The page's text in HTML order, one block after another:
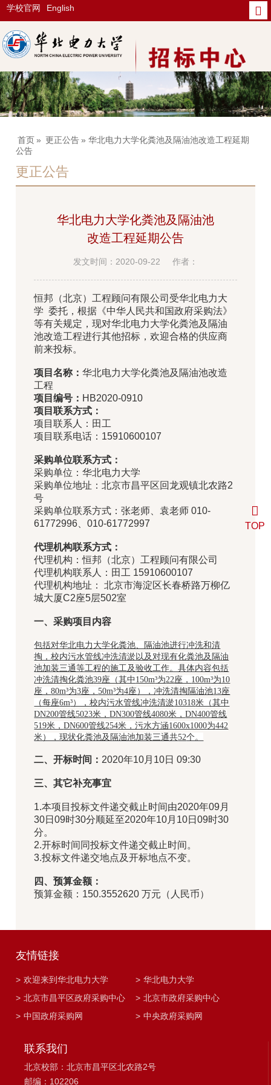
学校官网 English
首页 » 更正公告 » 华北电力大学化粪池及隔油池改造工程延期
公告
更正公告
华北电力大学化粪池及隔油池
改造工程延期公告
发文时间：2020-09-22 作者：
恒邦（北京）工程顾问有限公司受华北电力大
学 委托，根据《中华人民共和国政府采购法》
等有关规定，现对华北电力大学化粪池及隔油
池改造工程进行其他招标，欢迎合格的供应商
前来投标。
项目名称：华北电力大学化粪池及隔油池改造
工程
项目编号： HB2020-0910
项目联系方式：
项目联系人：田工
项目联系电话：15910600107
采购单位联系方式：
采购单位：华北电力大学
采购单位地址：北京市昌平区回龙观镇北农路2
号
采购单位联系方式：张老师、袁老师 010-
61772996、010-61772997
代理机构联系方式：
代理机构：恒邦（北京）工程顾问有限公司
代理机构联系人：田工 15910600107
代理机构地址： 北京市海淀区长春桥路万柳亿
城大厦C2座5层502室
一、采购项目内容
包括对华北电力大学化粪池、隔油池进行冲洗和清
掏，校内污水管线冲洗清淤以及对现有化粪池及隔油
池加装三通等工程的施工及验收工作。具体内容包括
冲洗清掏化粪池39座（其中 150m³为22座， 100m³为10
座，80m³为3座，50m³为4座），冲洗清掏隔油池13座
（每座6m³），校内污水管线冲洗清淤10318米（其中
DN200管线5023米，DN300管线4080米，DN400管线
519米，DN600管线254米，污水方涵1600x1000为442
米），现状化粪池及隔油池加装三通共52个。
二、开标时间： 2020年10月10日 09:30
三、其它补充事宜
1.本项目投标文件递交截止时间由2020年09月
30日09时30分顺延至2020年10月10日09时30
分。
2.开标时间同投标文件递交截止时间。
3.投标文件递交地点及开标地点不变。
四、预算金额：
预算金额：150.3552620 万元（人民币）
友情链接
> 欢迎来到华北电力大学 > 华北电力大学
> 北京市昌平区政府采购中心 > 北京市政府采购中心
> 中国政府采购网 > 中央政府采购网
联系我们
北京校部：北京市昌平区北农路2号
邮编：102206
TOP